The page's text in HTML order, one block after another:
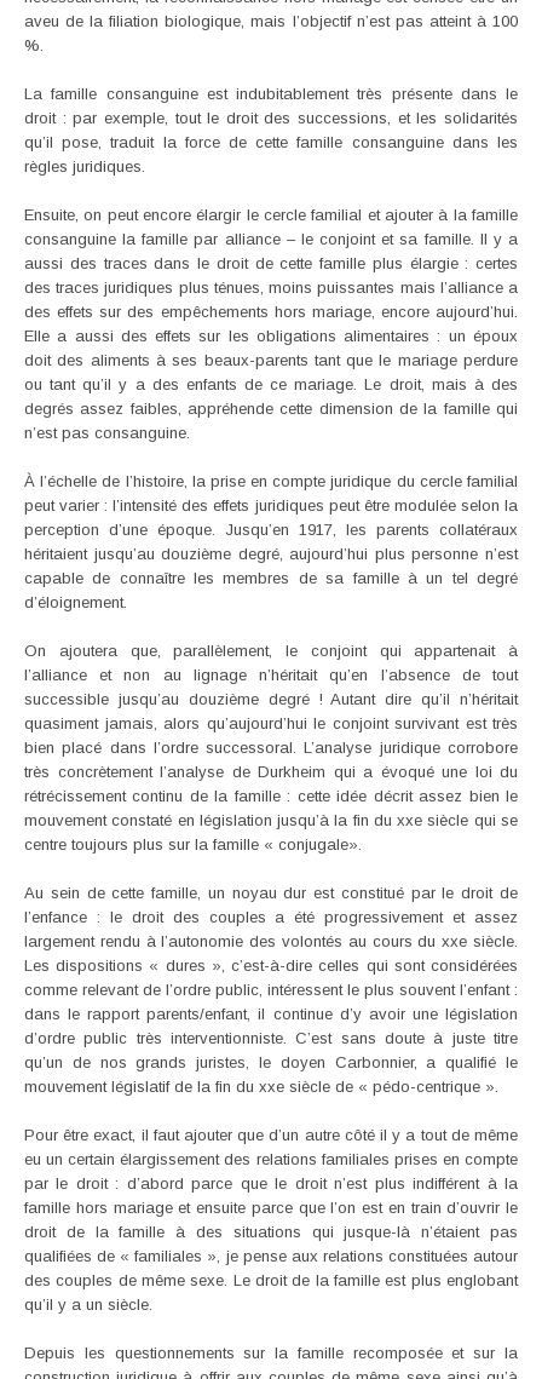
aveu de la filiation biologique, mais l’objectif n’est pas atteint à 100
%.
La famille consanguine est indubitablement très présente dans le
droit : par exemple, tout le droit des successions, et les solidarités
qu’il pose, traduit la force de cette famille consanguine dans les
règles juridiques.
Ensuite, on peut encore élargir le cercle familial et ajouter à la famille
consanguine la famille par alliance – le conjoint et sa famille. Il y a
aussi des traces dans le droit de cette famille plus élargie : certes
des traces juridiques plus ténues, moins puissantes mais l’alliance a
des effets sur des empêchements hors mariage, encore aujourd’hui.
Elle a aussi des effets sur les obligations alimentaires : un époux
doit des aliments à ses beaux-parents tant que le mariage perdure
ou tant qu’il y a des enfants de ce mariage. Le droit, mais à des
degrés assez faibles, appréhende cette dimension de la famille qui
n’est pas consanguine.
À l’échelle de l’histoire, la prise en compte juridique du cercle familial
peut varier : l’intensité des effets juridiques peut être modulée selon la
perception d’une époque. Jusqu’en 1917, les parents collatéraux
héritaient jusqu’au douzième degré, aujourd’hui plus personne n’est
capable de connaître les membres de sa famille à un tel degré
d’éloignement.
On ajoutera que, parallèlement, le conjoint qui appartenait à
l’alliance et non au lignage n’héritait qu’en l’absence de tout
successible jusqu’au douzième degré ! Autant dire qu’il n’héritait
quasiment jamais, alors qu’aujourd’hui le conjoint survivant est très
bien placé dans l’ordre successoral. L’analyse juridique corrobore
très concrètement l’analyse de Durkheim qui a évoqué une loi du
rétrécissement continu de la famille : cette idée décrit assez bien le
mouvement constaté en législation jusqu’à la fin du xxe siècle qui se
centre toujours plus sur la famille « conjugale».
Au sein de cette famille, un noyau dur est constitué par le droit de
l’enfance : le droit des couples a été progressivement et assez
largement rendu à l’autonomie des volontés au cours du xxe siècle.
Les dispositions « dures », c’est-à-dire celles qui sont considérées
comme relevant de l’ordre public, intéressent le plus souvent l’enfant :
dans le rapport parents/enfant, il continue d’y avoir une législation
d’ordre public très interventionniste. C’est sans doute à juste titre
qu’un de nos grands juristes, le doyen Carbonnier, a qualifié le
mouvement législatif de la fin du xxe siècle de « pédo-centrique ».
Pour être exact, il faut ajouter que d’un autre côté il y a tout de même
eu un certain élargissement des relations familiales prises en compte
par le droit : d’abord parce que le droit n’est plus indifférent à la
famille hors mariage et ensuite parce que l’on est en train d’ouvrir le
droit de la famille à des situations qui jusque-là n’étaient pas
qualifiées de « familiales », je pense aux relations constituées autour
des couples de même sexe. Le droit de la famille est plus englobant
qu’il y a un siècle.
Depuis les questionnements sur la famille recomposée et sur la